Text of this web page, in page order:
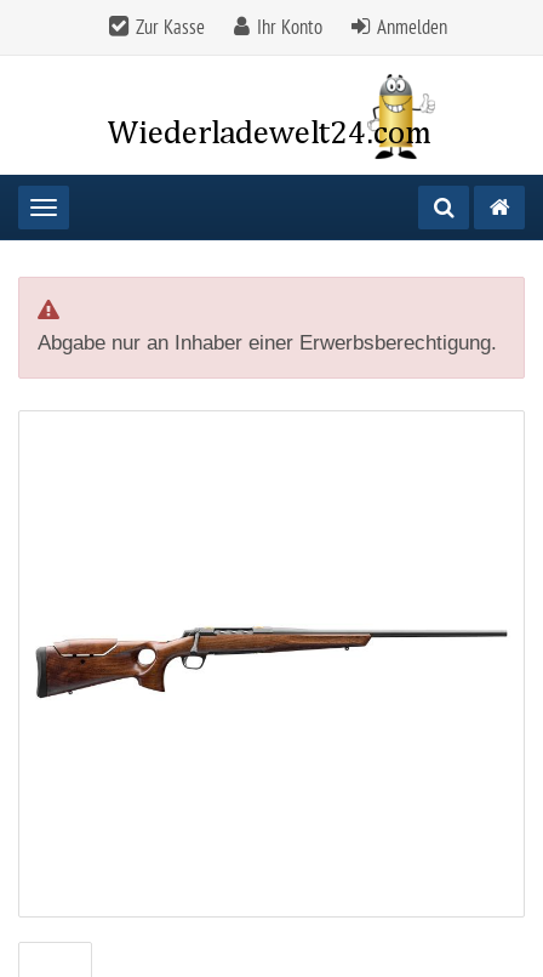
Zur Kasse Ihr Konto Anmelden
Toggle navigation
Abgabe nur an Inhaber einer Erwerbsberechtigung.